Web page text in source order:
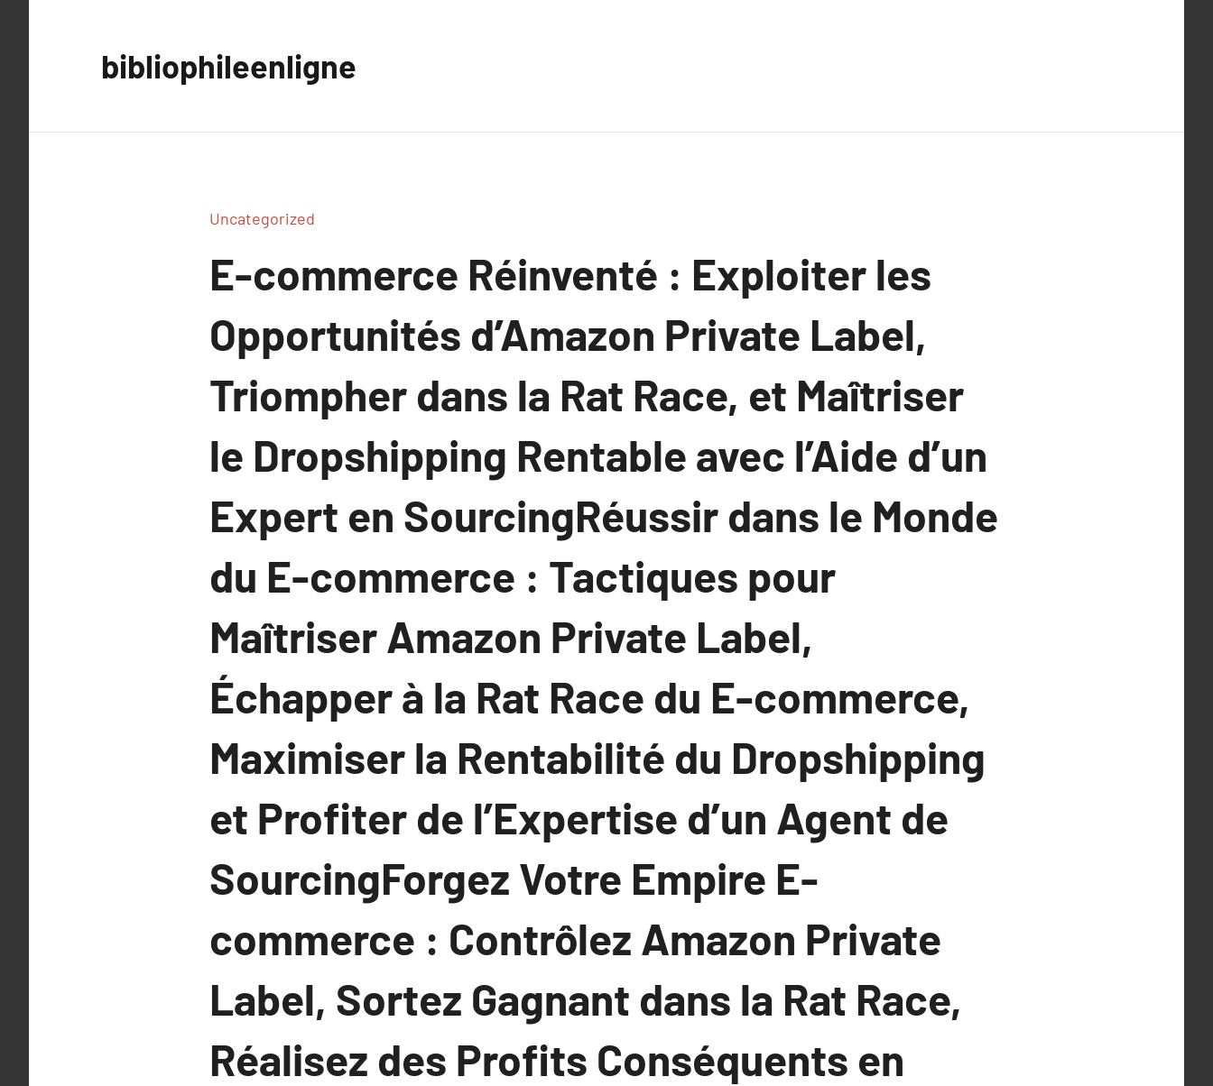
bibliophileenligne
Uncategorized
E-commerce Réinventé : Exploiter les
Opportunités d’Amazon Private Label,
Triompher dans la Rat Race, et Maîtriser
le Dropshipping Rentable avec l’Aide d’un
Expert en SourcingRéussir dans le Monde
du E-commerce : Tactiques pour
Maîtriser Amazon Private Label,
Échapper à la Rat Race du E-commerce,
Maximiser la Rentabilité du Dropshipping
et Profiter de l’Expertise d’un Agent de
SourcingForgez Votre Empire E-
commerce : Contrôlez Amazon Private
Label, Sortez Gagnant dans la Rat Race,
Réalisez des Profits Conséquents en